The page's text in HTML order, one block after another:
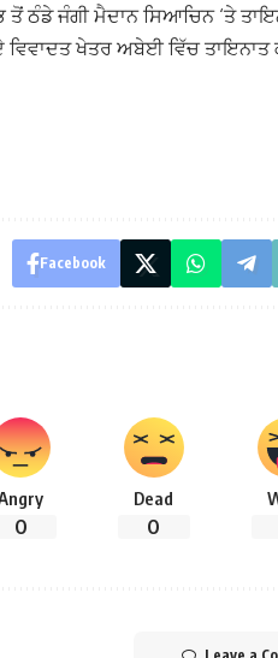
ਠੰਡੇ ਜੰਗੀ ਮੈਦਾਨ ਸਿਆਚਿਨ ‘ਤੇ
ਵਿਵਾਦਤ ਖੇਤਰ ਅਬੇਈ ਵਿੱਚ ਤਾਇਨਾਤ
Facebook
0
Dead
0